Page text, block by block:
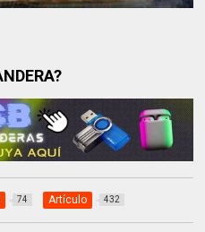
74 Artículo 432